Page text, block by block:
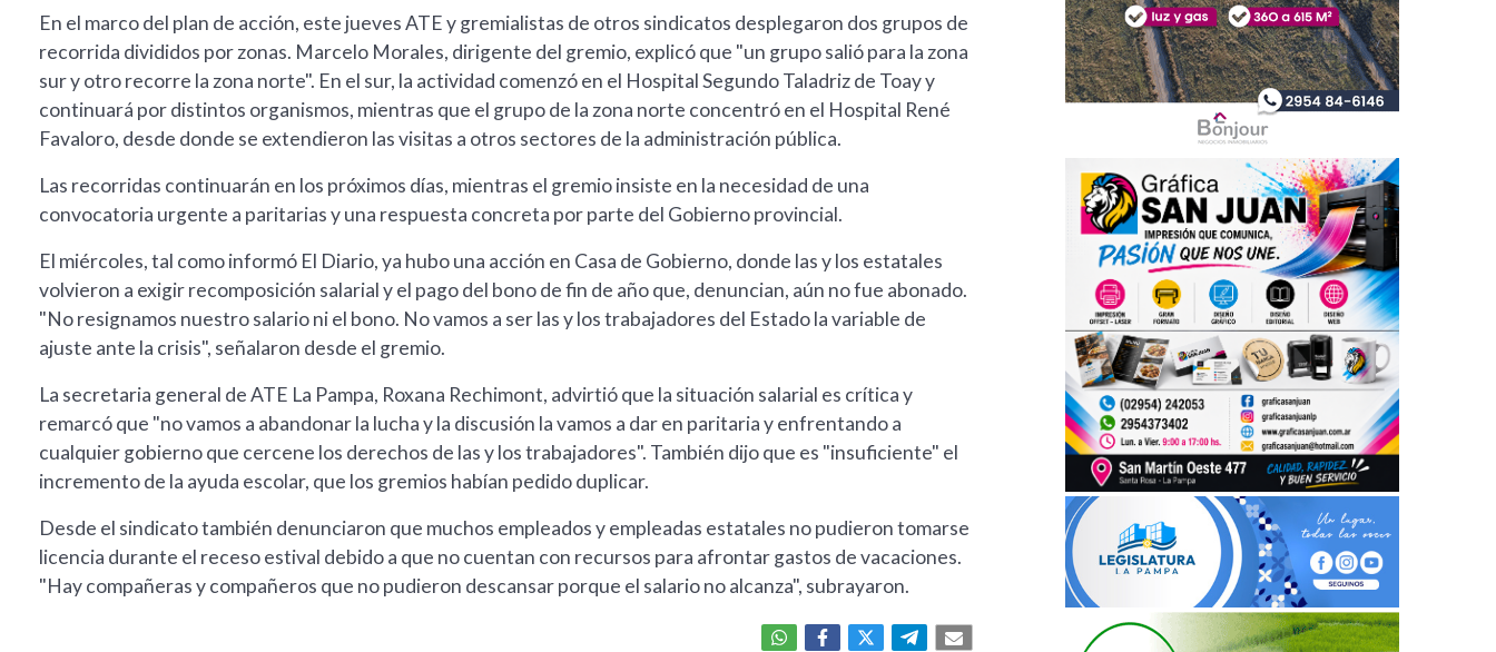
En el marco del plan de acción, este jueves ATE y gremialistas de otros sindicatos desplegaron dos grupos de
recorrida divididos por zonas. Marcelo Morales, dirigente del gremio, explicó que "un grupo salió para la zona
sur y otro recorre la zona norte". En el sur, la actividad comenzó en el Hospital Segundo Taladriz de Toay y
continuará por distintos organismos, mientras que el grupo de la zona norte concentró en el Hospital René
Favaloro, desde donde se extendieron las visitas a otros sectores de la administración pública.
Las recorridas continuarán en los próximos días, mientras el gremio insiste en la necesidad de una
convocatoria urgente a paritarias y una respuesta concreta por parte del Gobierno provincial.
El miércoles, tal como informó El Diario, ya hubo una acción en Casa de Gobierno, donde las y los estatales
volvieron a exigir recomposición salarial y el pago del bono de fin de año que, denuncian, aún no fue abonado.
"No resignamos nuestro salario ni el bono. No vamos a ser las y los trabajadores del Estado la variable de
ajuste ante la crisis", señalaron desde el gremio.
La secretaria general de ATE La Pampa, Roxana Rechimont, advirtió que la situación salarial es crítica y
remarcó que "no vamos a abandonar la lucha y la discusión la vamos a dar en paritaria y enfrentando a
cualquier gobierno que cercene los derechos de las y los trabajadores". También dijo que es "insuficiente" el
incremento de la ayuda escolar, que los gremios habían pedido duplicar.
Desde el sindicato también denunciaron que muchos empleados y empleadas estatales no pudieron tomarse
licencia durante el receso estival debido a que no cuentan con recursos para afrontar gastos de vacaciones.
"Hay compañeras y compañeros que no pudieron descansar porque el salario no alcanza", subrayaron.